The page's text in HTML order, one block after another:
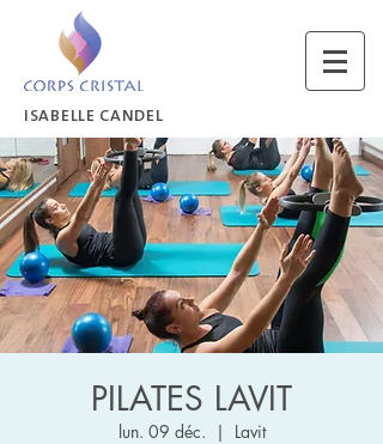
ISABELLE CANDEL
PILATES LAVIT
lun. 09 déc.
  |
Lavit